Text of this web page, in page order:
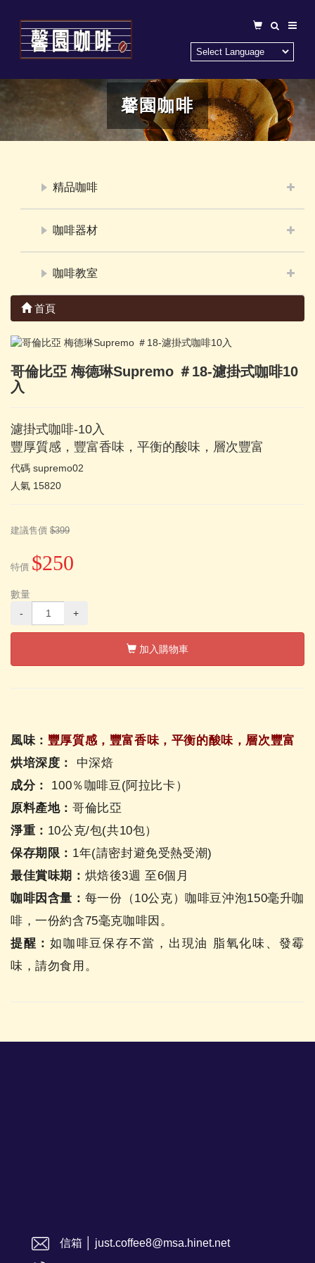
馨園咖啡
精品咖啡
咖啡器材
咖啡教室
首頁
哥倫比亞 梅德琳Supremo ＃18-濾掛式咖啡10
入
濾掛式咖啡-10入
豐厚質感，豐富香味，平衡的酸味，層次豐富
代碼 supremo02
人氣 15820
建議售價 $399
特價 $250
數量
-
+
加入購物車
風味： 豐厚質感，豐富香味，平衡的酸味，層次豐富
烘培深度：
中深焙
成分：
100％咖啡豆(阿拉比卡）
原料產地： 哥倫比亞
淨重： 10公克/包(共10包）
保存期限： 1年(請密封避免受熱受潮)
最佳賞味期： 烘焙後3週 至6個月
咖啡因含量： 每一份（10公克）咖啡豆沖泡150毫升咖
啡，一份約含75毫克咖啡因。
提醒：如咖啡豆保存不當，出現油 脂氧化味、發霉
味，請勿食用。
信箱 │ just.coffee8@msa.hinet.net